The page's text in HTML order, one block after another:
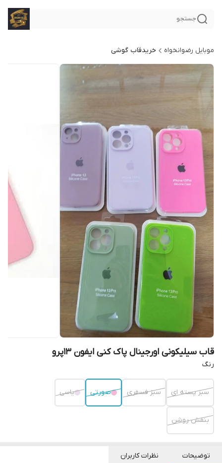
جستجو
موبایل رضوانخواه خریدقاب گوشی
قاب سیلیکونی اورجینال پاک کنی ایفون ۱۳پرو
رنگ
سبز پسته ای سبز فسفری صورتی یاسی
بنفش روشن
توضیحات نظرات کاربران